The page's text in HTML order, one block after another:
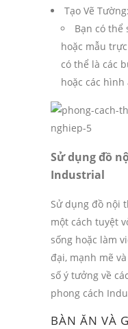
Tạo Vẽ Tường:
Bạn có thể
hoặc mẫu
có thể là các
hoặc các
Sử dụng đồ
Industrial
Sử dụng đồ nội
một cách tuyệt
sống hoặc làm
đại, mạnh mẽ
số ý tưởng về
phong cách
BÀN ĂN VÀ